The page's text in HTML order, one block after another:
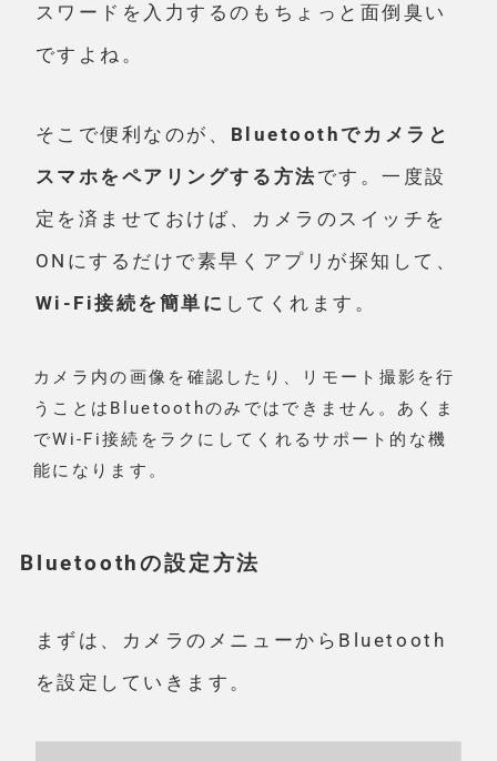
スワードを入力するのもちょっと面倒臭い
ですよね。
そこで便利なのが、 Bluetoothでカメラと
スマホをペアリングする方法 です。一度設
定を済ませておけば、カメラのスイッチを
ONにするだけで素早くアプリが探知して、
Wi-Fi接続を簡単に してくれます。
カメラ内の画像を確認したり、リモート撮影を行
うことはBluetoothのみではできません。あくま
でWi-Fi接続をラクにしてくれるサポート的な機
能になります。
Bluetoothの設定方法
まずは、カメラのメニューからBluetooth
を設定していきます。